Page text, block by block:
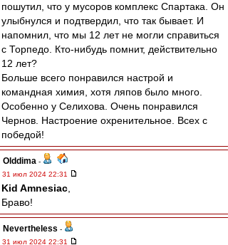
пошутил, что у мусоров комплекс Спартака. Он
улыбнулся и подтвердил, что так бывает. И
напомнил, что мы 12 лет не могли справиться
с Торпедо. Кто-нибудь помнит, действительно
12 лет?
Больше всего понравился настрой и
командная химия, хотя ляпов было много.
Особенно у Селихова. Очень понравился
Чернов. Настроение охренительное. Всех с
победой!
Olddima -
31 июл 2024 22:31
Kid Amnesiac
Браво!
Nevertheless -
31 июл 2024 22:31